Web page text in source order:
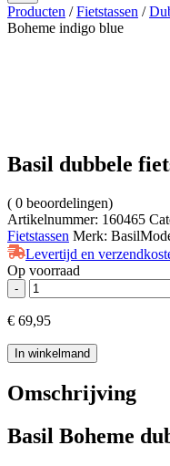
Producten /Fietstassen /
Boheme indigo blue
Basil dubbele
( 0 beoordelingen)
Artikelnummer: 160465
Fietstassen Merk: Basil
Levertijd en
Op voorraad
-
Basil
dubbele
fietstas
indigo
blue
aantal
€ 69,95
In winkelmand
Omschrijving
Basil Boheme